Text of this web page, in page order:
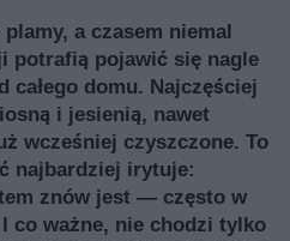
a czasem niemal
potrafią pojawić się nagle
domu. Najczęściej
i jesienią, nawet
wcześniej czyszczone. To
najbardziej irytuje:
znów jest — często w
co ważne, nie chodzi tylko